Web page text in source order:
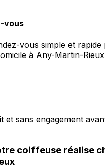
vous
vous simple et
à Any-Martin-
et sans engagement
coiffeuse réalise